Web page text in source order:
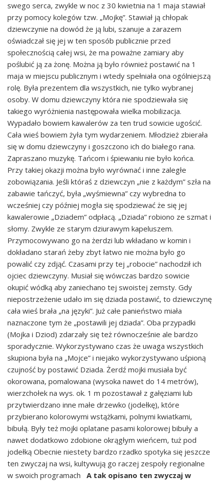
swego serca, zwykle w noc z 30 kwietnia na 1 maja stawiał
przy pomocy kolegów tzw. „Mojkę”. Stawiał ją chłopak
dziewczynie na dowód że ją lubi, szanuje a zarazem
oświadczał się jej w ten sposób publicznie przed
społecznością całej wsi, że ma poważne zamiary aby
poślubić ją za żonę. Można ją było również postawić na 1
maja w miejscu publicznym i wtedy spełniała ona ogólniejszą
rolę. Była prezentem dla wszystkich, nie tylko wybranej
osoby. W domu dziewczyny która nie spodziewała się
takiego wyróżnienia następowała wielka mobilizacja.
Wypadało bowiem kawalerów za ten trud sowicie ugościć.
Cała wieś bowiem żyła tym wydarzeniem. Młodzież zbierała
się w domu dziewczyny i goszczono ich do białego rana.
Zapraszano muzykę. Tańcom i śpiewaniu nie było końca.
Przy takiej okazji można było wyrównać i inne zaległe
zobowiązania. Jeśli któraś z dziewczyn „nie z każdym” szła na
zabawie tańczyć, była „wyśmiewna” czy wybredna to
wcześniej czy później mogła się spodziewać że się jej
kawalerowie „Dziadem” odpłacą. „Dziada” robiono ze szmat i
słomy. Zwykle ze starym dziurawym kapeluszem.
Przymocowywano go na żerdzi lub wkładano w komin i
dokładano starań żeby zbyt łatwo nie można było go
powalić czy zdjąć. Czasami przy tej „robocie” nachodził ich
ojciec dziewczyny. Musiał się wówczas bardzo sowicie
okupić wódką aby zaniechano tej swoistej zemsty. Gdy
niepostrzeżenie udało im się dziada postawić, to dziewczynę
cała wieś brała „na języki”. Już całe panieństwo miała
naznaczone tym że „postawili jej dziada”. Oba przypadki
(Mojka i Dziod) zdarzały się też równocześnie ale bardzo
sporadycznie. Wykorzystywano czas że uwaga wszystkich
skupiona była na „Mojce” i niejako wykorzystywano uśpioną
czujność by postawić Dziada. Żerdź mojki musiała być
okorowana, pomalowana (wysoka nawet do 14 metrów),
wierzchołek na wys. ok. 1 m pozostawał z gałęziami lub
przytwierdzano inne małe drzewko (jodełkę), które
przybierano kolorowymi wstążkami, polnymi kwiatkami,
bibułą. Były też mojki oplatane pasami kolorowej bibuły a
nawet dodatkowo zdobione okrągłym wieńcem, tuż pod
jodełką Obecnie niestety bardzo rzadko spotyka się jeszcze
ten zwyczaj na wsi, kultywują go raczej zespoły regionalne
w swoich programach A tak opisano ten zwyczaj w